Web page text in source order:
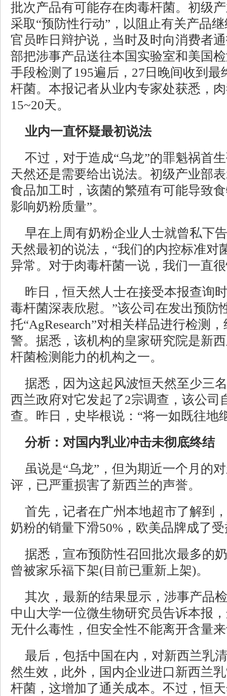
批次产品有可能存在肉毒杆菌。初级
采取“预防性行动”，以阻止有关产品
官员昨日辩护说，当时及时向消费者
部把涉事产品送往本国实验室和美国
手段检测了195遍后，27日晚间收到
杆菌。本报记者从业内专家处获悉，
15~20天。
业内一直怀疑最初说法
不过，对于造成“乌龙”的罪魁祸首
天然还是需要给出说法。初级产业部
食品加工时，该菌的繁殖有可能导致
影响奶粉质量”。
早在上周有奶粉企业人士就曾私下
天然最初的说法，“我们的内控标准对
异常。对于肉毒杆菌一说，我们一直
昨日，恒天然人士在接受本报查询
毒杆菌深表欣慰。”该公司在发出预防
托“AgResearch”对相关样品进行检测
警。据悉，该机构的皇家研究院是新
杆菌检测能力的机构之一。
据悉，因为这起风波恒天然至少三
西兰政府对它发起了2宗调查，该公司
查。昨日，史毕根说：“将一如既往地
分析：对国内乳业冲击未彻底终结
虽说是“乌龙”，但为期近一个月的
评，已严重损害了新西兰的声誉。
首先，记者在广州本地超市了解到
奶粉的销量下滑50%，欧美品牌成了
据悉，宣布预防性召回批次最多的
曾被家乐福下架(目前已重新上架)。
其次，最新的结果显示，涉事产品
中山大学一位微生物研究员告诉本报
无什么毒性，但安全性不能离开含量
最后，包括中国在内，对新西兰乳
然生效，此外，国内企业进口新西兰
杆菌，这增加了通关成本。不过，恒